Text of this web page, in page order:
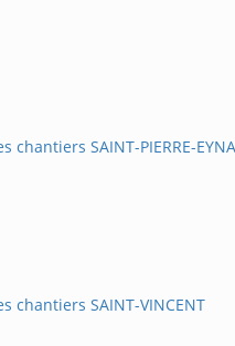
chantiers SAINT-PIERRE-
chantiers SAINT-VINCENT